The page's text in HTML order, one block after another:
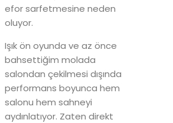
efor sarfetmesine neden
oluyor.
Işık ön oyunda ve az önce
bahsettiğim molada
salondan çekilmesi dışında
performans boyunca hem
salonu hem sahneyi
aydınlatıyor. Zaten direkt